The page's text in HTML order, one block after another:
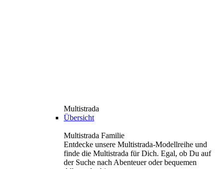
Multistrada
Übersicht
Multistrada Familie
Entdecke unsere Multistrada-Modellreihe und
finde die Multistrada für Dich. Egal, ob Du auf
der Suche nach Abenteuer oder bequemen